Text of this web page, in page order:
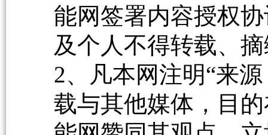
能网签署内容授权
及个人不得转载、
2、凡本网注明“来
载与其他媒体，目